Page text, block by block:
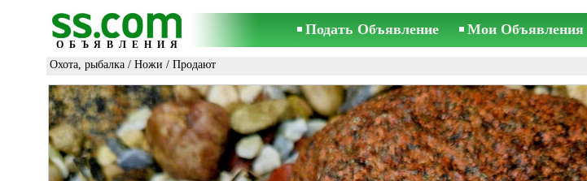
ОБЪЯВЛЕНИЯ
Подать Объявление Мои Объявления
Охота, рыбалка / Ножи / Продают